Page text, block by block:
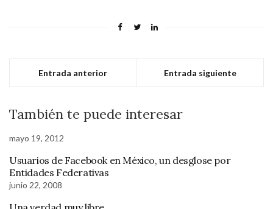
Entrada anterior Entrada siguiente
También te puede interesar
mayo 19, 2012
Usuarios de Facebook en México, un desglose por
Entidades Federativas
junio 22, 2008